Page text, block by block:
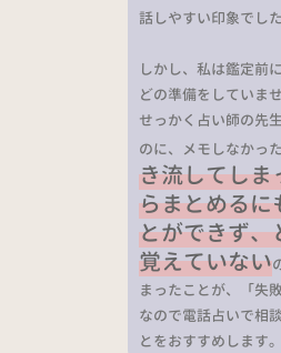
話しやすい印象でした
しかし、私は鑑定前
どの準備をしていま
せっかく占い師の先
のに、メモしなかっ
き流してしま
らまとめるに
とができず、
覚えていない
まったことが、「失
なので電話占いで相
とをおすすめします。